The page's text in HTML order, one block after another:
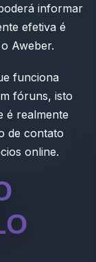
informar
efetiva é
Aweber.
funciona
fóruns, isto
é realmente
de contato
online.